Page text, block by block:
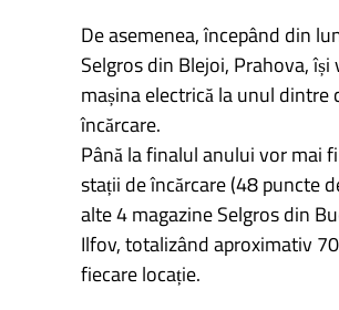
De asemenea, începând din
Selgros din Blejoi, Prahova,
mașina electrică la unul dintre
încărcare.
Până la finalul anului vor mai
stații de încărcare (48 puncte
alte 4 magazine Selgros din
Ilfov, totalizând aproximativ
fiecare locație.